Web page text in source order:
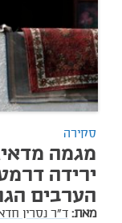
סקירה
מגמה
ירידה
הערבים
מאת: ד"ר נסרין